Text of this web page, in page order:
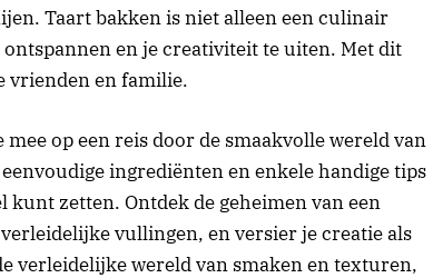
Taart bakken is niet alleen een culinair
en je creativiteit te uiten. Met dit
vrienden en familie.
op een reis door de smaakvolle wereld van
ingrediënten en enkele handige tips
zetten. Ontdek de geheimen van een
vullingen, en versier je creatie als
verleidelijke wereld van smaken en texturen,